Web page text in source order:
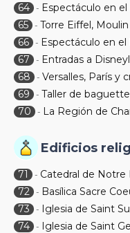
64 - Espectáculo en
65 - Torre Eiffel,
66 - Espectáculo en el
67
- Entradas a
68
- Versalles, París y
69
- Taller de
70
- La Región de
Edificios
71 - Catedral de Notre
72 - Basílica Sacre
73
- Iglesia de Saint
74 - Iglesia de Saint